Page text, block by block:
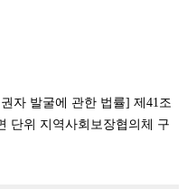
자 발굴에 관한 법률] 제41조
단위 지역사회보장협의체 구